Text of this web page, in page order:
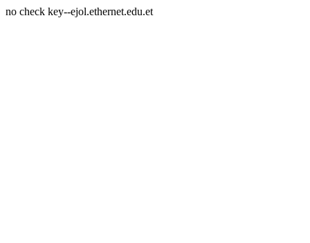
no check key--ejol.ethernet.edu.et